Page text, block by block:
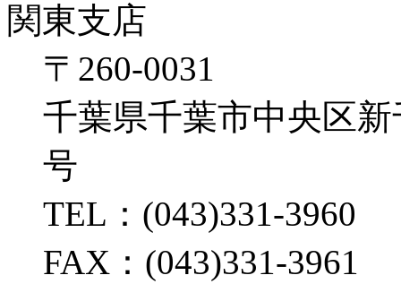
関東支店
〒260-0031
千葉県千葉市中央区
号
TEL：(043)331-3960
FAX：(043)331-3961